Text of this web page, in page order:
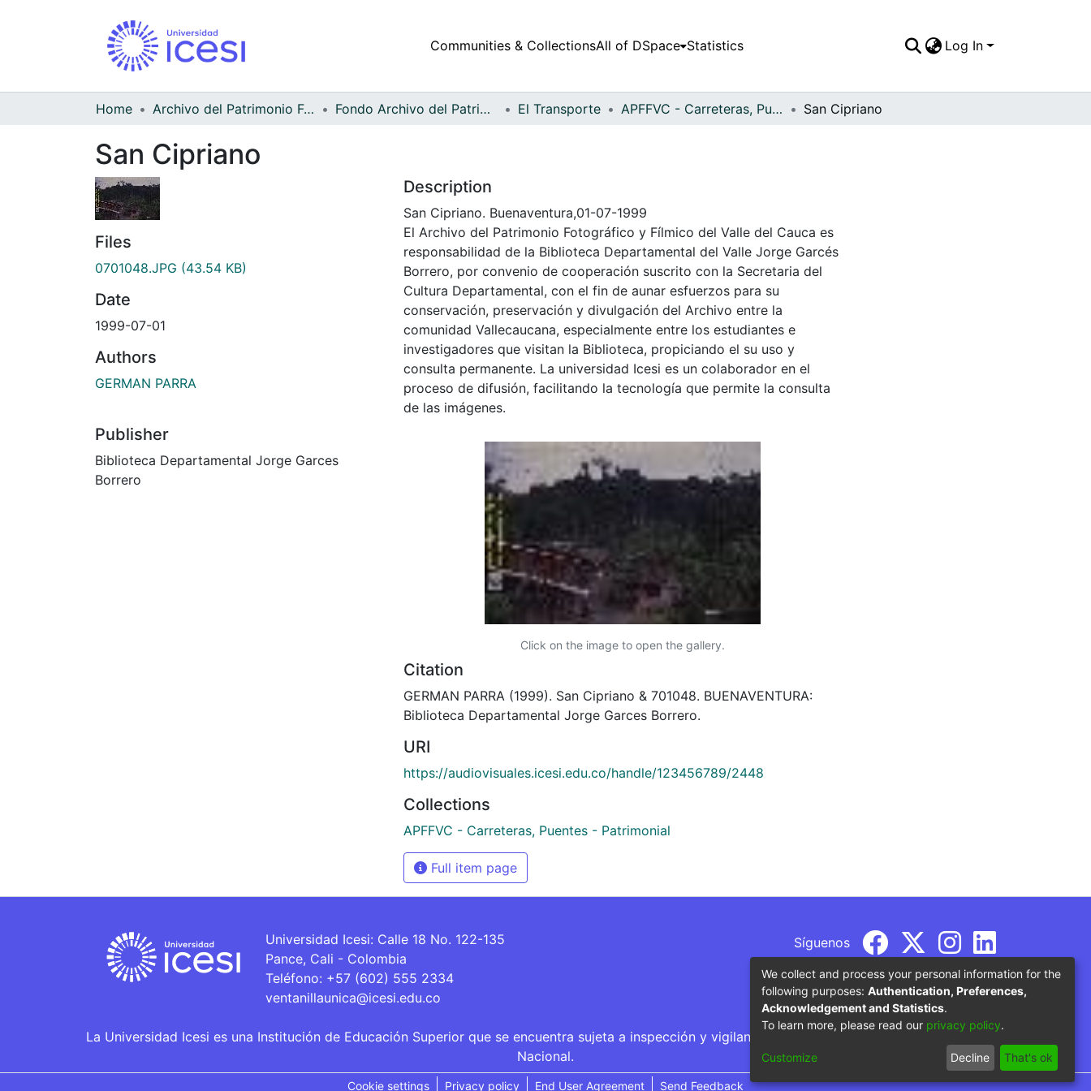
Communities & CollectionsAll of DSpace Statistics Log In
Home Archivo del Patrimonio Fotográfico y Fílmico del Valle del Cauca Fondo Archivo del Patrimonio Fotográfico y Fílmico del Valle del Cauca El Transporte APFFVC - Carreteras, Puentes - Patrimonial San Cipriano
San Cipriano
Files
0701048.JPG (43.54 KB)
Date
1999-07-01
Authors
GERMAN PARRA
Publisher
Biblioteca Departamental Jorge Garces
Borrero
Description
San Cipriano. Buenaventura,01-07-1999
El Archivo del Patrimonio Fotográfico y Fílmico del Valle del Cauca es
responsabilidad de la Biblioteca Departamental del Valle Jorge Garcés
Borrero, por convenio de cooperación suscrito con la Secretaria del
Cultura Departamental, con el fin de aunar esfuerzos para su
conservación, preservación y divulgación del Archivo entre la
comunidad Vallecaucana, especialmente entre los estudiantes e
investigadores que visitan la Biblioteca, propiciando el su uso y
consulta permanente. La universidad Icesi es un colaborador en el
proceso de difusión, facilitando la tecnología que permite la consulta
de las imágenes.
Click on the image to open the gallery.
Citation
GERMAN PARRA (1999). San Cipriano & 701048. BUENAVENTURA:
Biblioteca Departamental Jorge Garces Borrero.
URI
https://audiovisuales.icesi.edu.co/handle/123456789/2448
Collections
APFFVC - Carreteras, Puentes - Patrimonial
Full item page
Universidad Icesi: Calle 18 No. 122-135
Pance, Cali - Colombia
Teléfono: +57 (602) 555 2334
ventanillaunica@icesi.edu.co
Síguenos
La Universidad Icesi es una Institución de Educación Superior que se encuentra sujeta a inspección y vigilancia por parte del Ministerio de Educación
Nacional.
Cookie settings Privacy policy End User Agreement Send Feedback
We collect and process your personal information for the
following purposes: Authentication, Preferences,
Acknowledgement and Statistics.
To learn more, please read our privacy policy.
Customize Decline That's ok